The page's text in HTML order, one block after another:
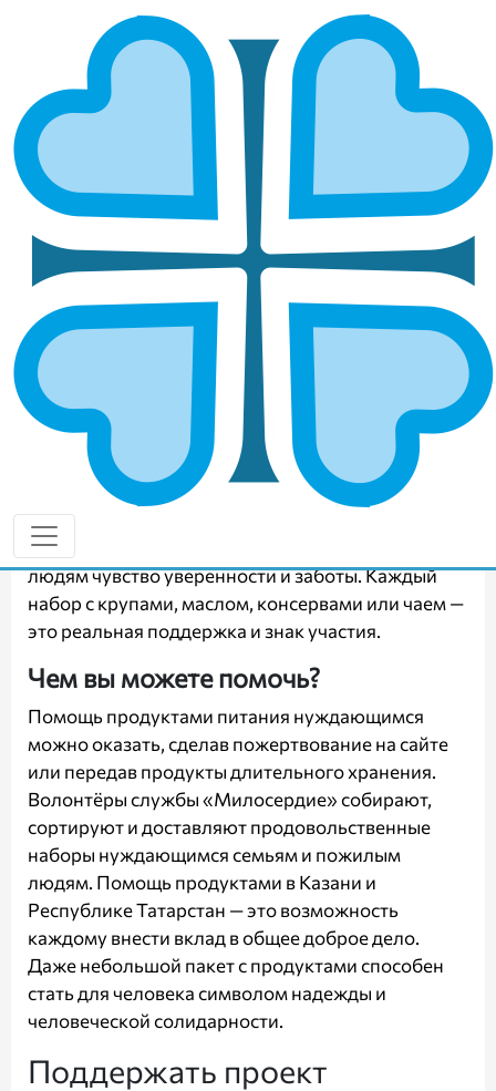
ПОМОЩЬ ПРОДУКТАМИ
Почему так важна помощь
продуктами питания
нуждающимся?
Помощь продуктами — один из самых простых и
действенных способов поддержки людей,
оказавшихся в беде. Гуманитарная помощь
продуктами питания позволяет семьям,
пенсионерам, инвалидам и одиноким людям не
остаться без самого необходимого. Социальная
помощь продуктами помогает пережить трудные
периоды, сохранить здоровье и силы.
Продовольственная помощь малоимущим — это
проявление милосердия, которое возвращает
людям чувство уверенности и заботы. Каждый
набор с крупами, маслом, консервами или чаем —
это реальная поддержка и знак участия.
Чем вы можете помочь?
Помощь продуктами питания нуждающимся
можно оказать, сделав пожертвование на сайте
или передав продукты длительного хранения.
Волонтёры службы «Милосердие» собирают,
сортируют и доставляют продовольственные
наборы нуждающимся семьям и пожилым
людям. Помощь продуктами в Казани и
Республике Татарстан — это возможность
каждому внести вклад в общее доброе дело.
Даже небольшой пакет с продуктами способен
стать для человека символом надежды и
человеческой солидарности.
Поддержать проект
Подписаться